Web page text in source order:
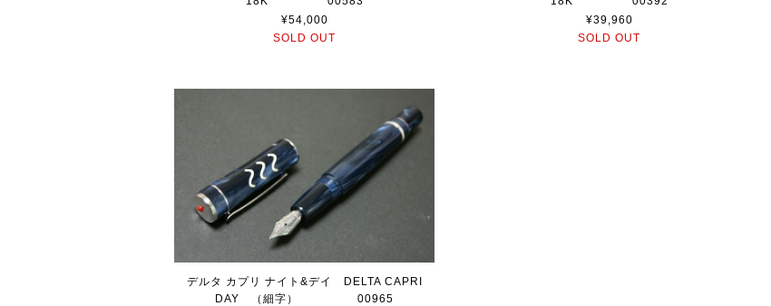
¥54,000
SOLD OUT
¥39,960
SOLD OUT
デルタ カプリ ナイト&デイ DELTA CAPRI
DAY （細字） 00965